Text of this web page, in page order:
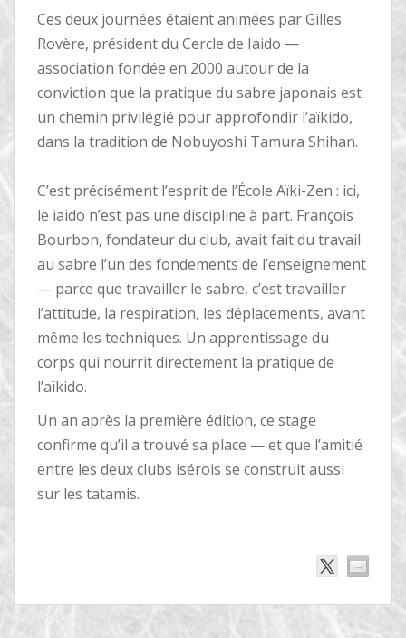
Ces deux journées étaient animées par Gilles
Rovère, président du Cercle de Iaido —
association fondée en 2000 autour de la
conviction que la pratique du sabre japonais est
un chemin privilégié pour approfondir l’aïkido,
dans la tradition de Nobuyoshi Tamura Shihan.
C’est précisément l’esprit de l’École Aïki-Zen : ici,
le iaido n’est pas une discipline à part. François
Bourbon, fondateur du club, avait fait du travail
au sabre l’un des fondements de l’enseignement
— parce que travailler le sabre, c’est travailler
l’attitude, la respiration, les déplacements, avant
même les techniques. Un apprentissage du
corps qui nourrit directement la pratique de
l’aïkido.
Un an après la première édition, ce stage
confirme qu’il a trouvé sa place — et que l’amitié
entre les deux clubs isérois se construit aussi
sur les tatamis.